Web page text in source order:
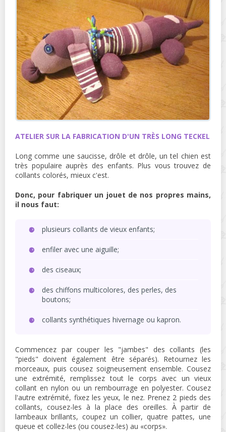
ATELIER SUR LA FABRICATION D'UN TRÈS LONG TECKEL
Long comme une saucisse, drôle et drôle, un tel chien est
très populaire auprès des enfants. Plus vous trouvez de
collants colorés, mieux c'est.
Donc, pour fabriquer un jouet de nos propres mains,
il nous faut:
plusieurs collants de vieux enfants;
enfiler avec une aiguille;
des ciseaux;
des chiffons multicolores, des perles, des
boutons;
collants synthétiques hivernage ou kapron.
Commencez par couper les "jambes" des collants (les
"pieds" doivent également être séparés). Retournez les
morceaux, puis cousez soigneusement ensemble. Cousez
une extrémité, remplissez tout le corps avec un vieux
collant en nylon ou un rembourrage en polyester. Cousez
l'autre extrémité, fixez les yeux, le nez. Prenez 2 pieds des
collants, cousez-les à la place des oreilles. À partir de
lambeaux brillants, coupez un collier, quatre pattes, une
queue et collez-les (ou cousez-les) au «corps».